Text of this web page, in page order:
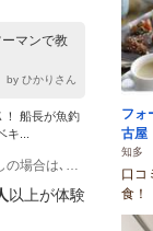
マンで教
by ひかりさん
！ 船長が魚釣
...
(1)車でお越しの場合は、知多半島道路豊岡Ｉ．Ｃより５分。 電車でお越しの場合は､名鉄河和線河和駅からバスで２０分。
以上が体験
フォ
古屋
知多
口コ
食！